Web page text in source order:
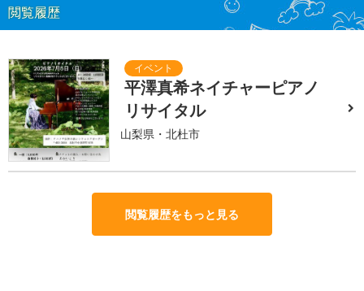
閲覧履歴
平澤真希ネイチャーピアノ
リサイタル
山梨県・北杜市
閲覧履歴をもっと見る